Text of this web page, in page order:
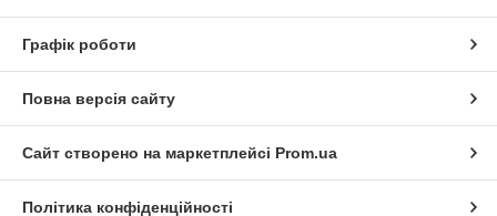
Графік роботи
Повна версія сайту
Сайт створено на маркетплейсі Prom.ua
Політика конфіденційності